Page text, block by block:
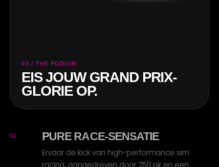
03 / THE PODIUM
EIS JOUW GRAND PRIX-
GLORIE OP.
01 PURE RACE-SENSATIE
Ervaar de kick van high-performance sim
racing, aangedreven door 750 pk en een